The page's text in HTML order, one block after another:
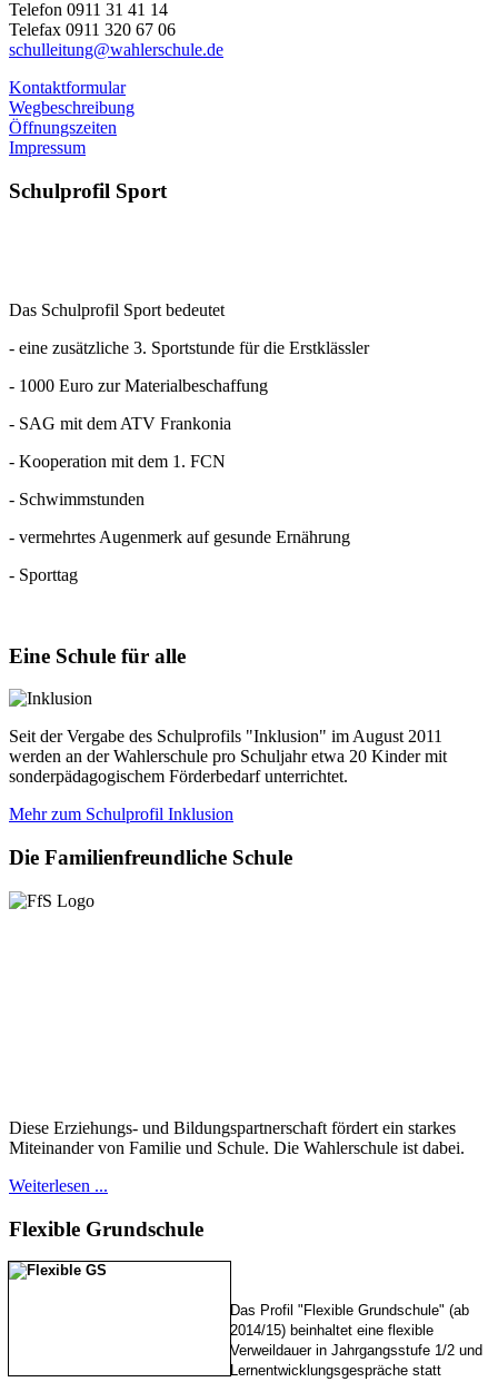
Telefon 0911 31 41 14
Telefax 0911 320 67 06
schulleitung@wahlerschule.de
Kontaktformular
Wegbeschreibung
Öffnungszeiten
Impressum
Schulprofil Sport
Das Schulprofil Sport bedeutet
- eine zusätzliche 3. Sportstunde für die Erstklässler
- 1000 Euro zur Materialbeschaffung
- SAG mit dem ATV Frankonia
- Kooperation mit dem 1. FCN
- Schwimmstunden
- vermehrtes Augenmerk auf gesunde Ernährung
- Sporttag
Eine Schule für alle
Seit der Vergabe des Schulprofils "Inklusion" im August 2011
werden an der Wahlerschule pro Schuljahr etwa 20 Kinder mit
sonderpädagogischem Förderbedarf unterrichtet.
Mehr zum Schulprofil Inklusion
Die Familienfreundliche Schule
Diese Erziehungs- und Bildungspartnerschaft fördert ein starkes
Miteinander von Familie und Schule. Die Wahlerschule ist dabei.
Weiterlesen ...
Flexible Grundschule
Das Profil "Flexible Grundschule" (ab
2014/15) beinhaltet eine flexible
Verweildauer in Jahrgangsstufe 1/2 und
Lernentwicklungsgespräche statt